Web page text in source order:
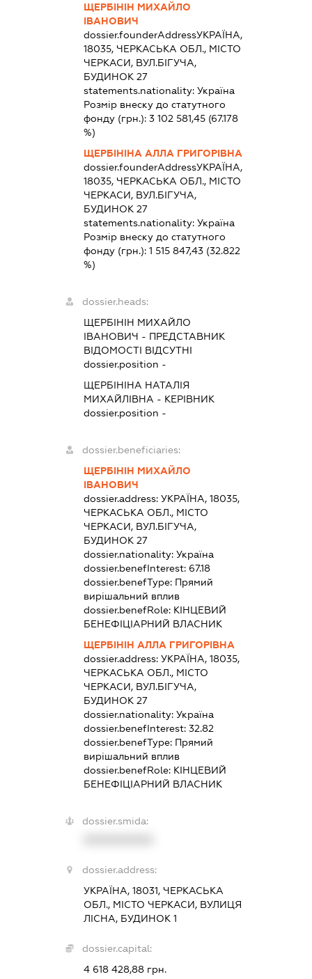
ЩЕРБІНІН МИХАЙЛО
ІВАНОВИЧ
dossier.founderAddressУКРАЇНА,
18035, ЧЕРКАСЬКА ОБЛ., МІСТО
ЧЕРКАСИ, ВУЛ.БІГУЧА,
БУДИНОК 27
statements.nationality:Україна
Розмір внеску до статутного
фонду (грн.):3 102 581,45 (67.178
%)
ЩЕРБІНІНА АЛЛА ГРИГОРІВНА
dossier.founderAddressУКРАЇНА,
18035, ЧЕРКАСЬКА ОБЛ., МІСТО
ЧЕРКАСИ, ВУЛ.БІГУЧА,
БУДИНОК 27
statements.nationality:Україна
Розмір внеску до статутного
фонду (грн.):1 515 847,43 (32.822
%)
dossier.heads:
ЩЕРБІНІН МИХАЙЛО
ІВАНОВИЧ - ПРЕДСТАВНИК
ВІДОМОСТІ ВІДСУТНІ
dossier.position -
ЩЕРБІНІНА НАТАЛІЯ
МИХАЙЛІВНА - КЕРІВНИК
dossier.position -
dossier.beneficiaries:
ЩЕРБІНІН МИХАЙЛО
ІВАНОВИЧ
dossier.address:УКРАЇНА, 18035,
ЧЕРКАСЬКА ОБЛ., МІСТО
ЧЕРКАСИ, ВУЛ.БІГУЧА,
БУДИНОК 27
dossier.nationality:Україна
dossier.benefInterest: 67.18
dossier.benefType: Прямий
вирішальний вплив
dossier.benefRole: КІНЦЕВИЙ
БЕНЕФІЦІАРНИЙ ВЛАСНИК
ЩЕРБІНІН АЛЛА ГРИГОРІВНА
dossier.address:УКРАЇНА, 18035,
ЧЕРКАСЬКА ОБЛ., МІСТО
ЧЕРКАСИ, ВУЛ.БІГУЧА,
БУДИНОК 27
dossier.nationality:Україна
dossier.benefInterest:32.82
dossier.benefType: Прямий
вирішальний вплив
dossier.benefRole: КІНЦЕВИЙ
БЕНЕФІЦІАРНИЙ ВЛАСНИК
dossier.smida:
dossier.address:
УКРАЇНА, 18031, ЧЕРКАСЬКА
ОБЛ., МІСТО ЧЕРКАСИ, ВУЛИЦЯ
ЛІСНА, БУДИНОК 1
dossier.capital:
4 618 428,88 грн.